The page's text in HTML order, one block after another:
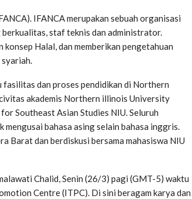
IFANCA merupakan sebuah organisasi
staf teknis dan administrator.
Halal, dan memberikan pengetahuan
syariah.
fasilitas dan proses pendidikan di Northern
akademis Northern illinois University
Southeast Asian Studies NIU. Seluruh
bahasa asing selain bahasa inggris.
Barat dan berdiskusi bersama mahasiswa NIU
Chalid, Senin (26/3) pagi (GMT-5) waktu
Centre (ITPC). Di sini beragam karya dan